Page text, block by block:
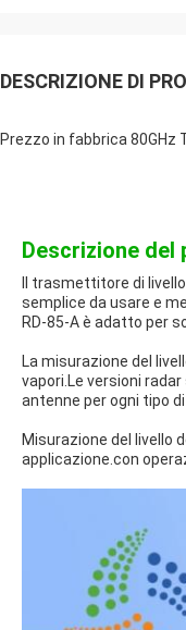
DESCRIZIONE DI
Prezzo in fabbrica
Descrizione del
Il trasmettitore di
semplice da usare e
RD-85-A è adatto per
La misurazione del
vapori.Le versioni
antenne per ogni tipo
Misurazione del livello
applicazione.con